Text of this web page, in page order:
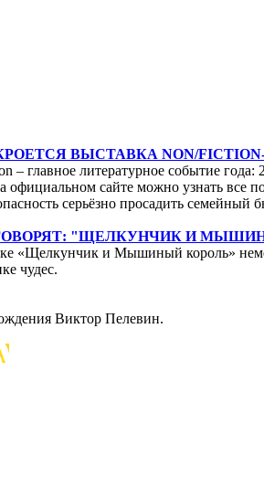
ВЫСТАВКА NON/FICTION-
– главное литературное событие
официальном сайте можно узнать все
серьёзно просадить
"ЩЕЛКУНЧИК И
«Щелкунчик и Мышиный король»
чудес.
Виктор Пелевин.